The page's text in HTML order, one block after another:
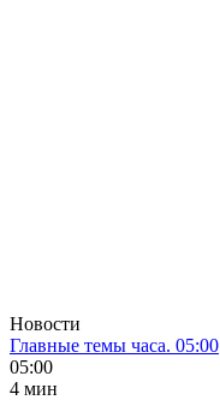
Новости
Главные темы часа. 05:00
05:00
4 мин